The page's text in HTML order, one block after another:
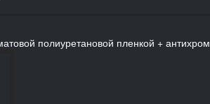
полиуретановой пленкой + антихром